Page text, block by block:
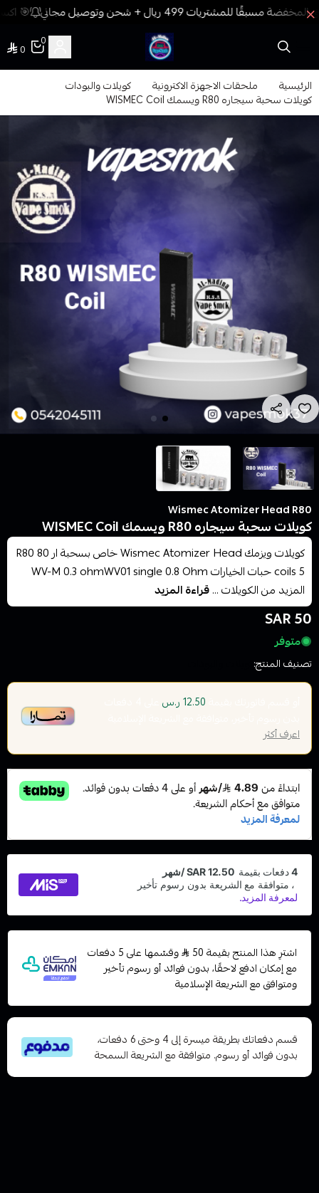
🎯
فيب المدينة
0
0
الرئيسية ملحقات الاجهزة الاكترونية كويلات والبودات
كويلات سحبة سيجاره R80 ويسمك WISMEC Coil
Wismec Atomizer Head R80
كويلات سحبة سيجاره R80 ويسمك WISMEC Coil
كويلات ويزمك Wismec Atomizer Head خاص بسحبة ار 80 R80
coils 5 حبات الخيارات WV-M 0.3 ohmWV01 single 0.8 Ohm
المزيد من الكويلات ...قراءة المزيد
50 SAR
متوفر
تصنيف المنتج:
12.50 ر.س
اعرف أكثر
اشترِ هذا المنتج بقيمة 50
وقسّمها على 5 دفعات
مع إمكان ادفع لاحقًا، بدون فوائد أو رسوم تأخير
ومتوافق مع الشريعة الإسلامية
قسم دفعاتك بطريقة ميسرة إلى 4 وحتى 6 دفعات،
بدون فوائد أو رسوم. متوافقة مع الشريعة السمحة